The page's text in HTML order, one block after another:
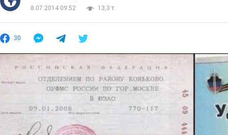
8.07.2014 09:52
13,3 т.
30